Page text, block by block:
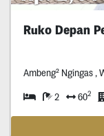
Ruko Depan
Ambeng² Ngingas ,
2 602